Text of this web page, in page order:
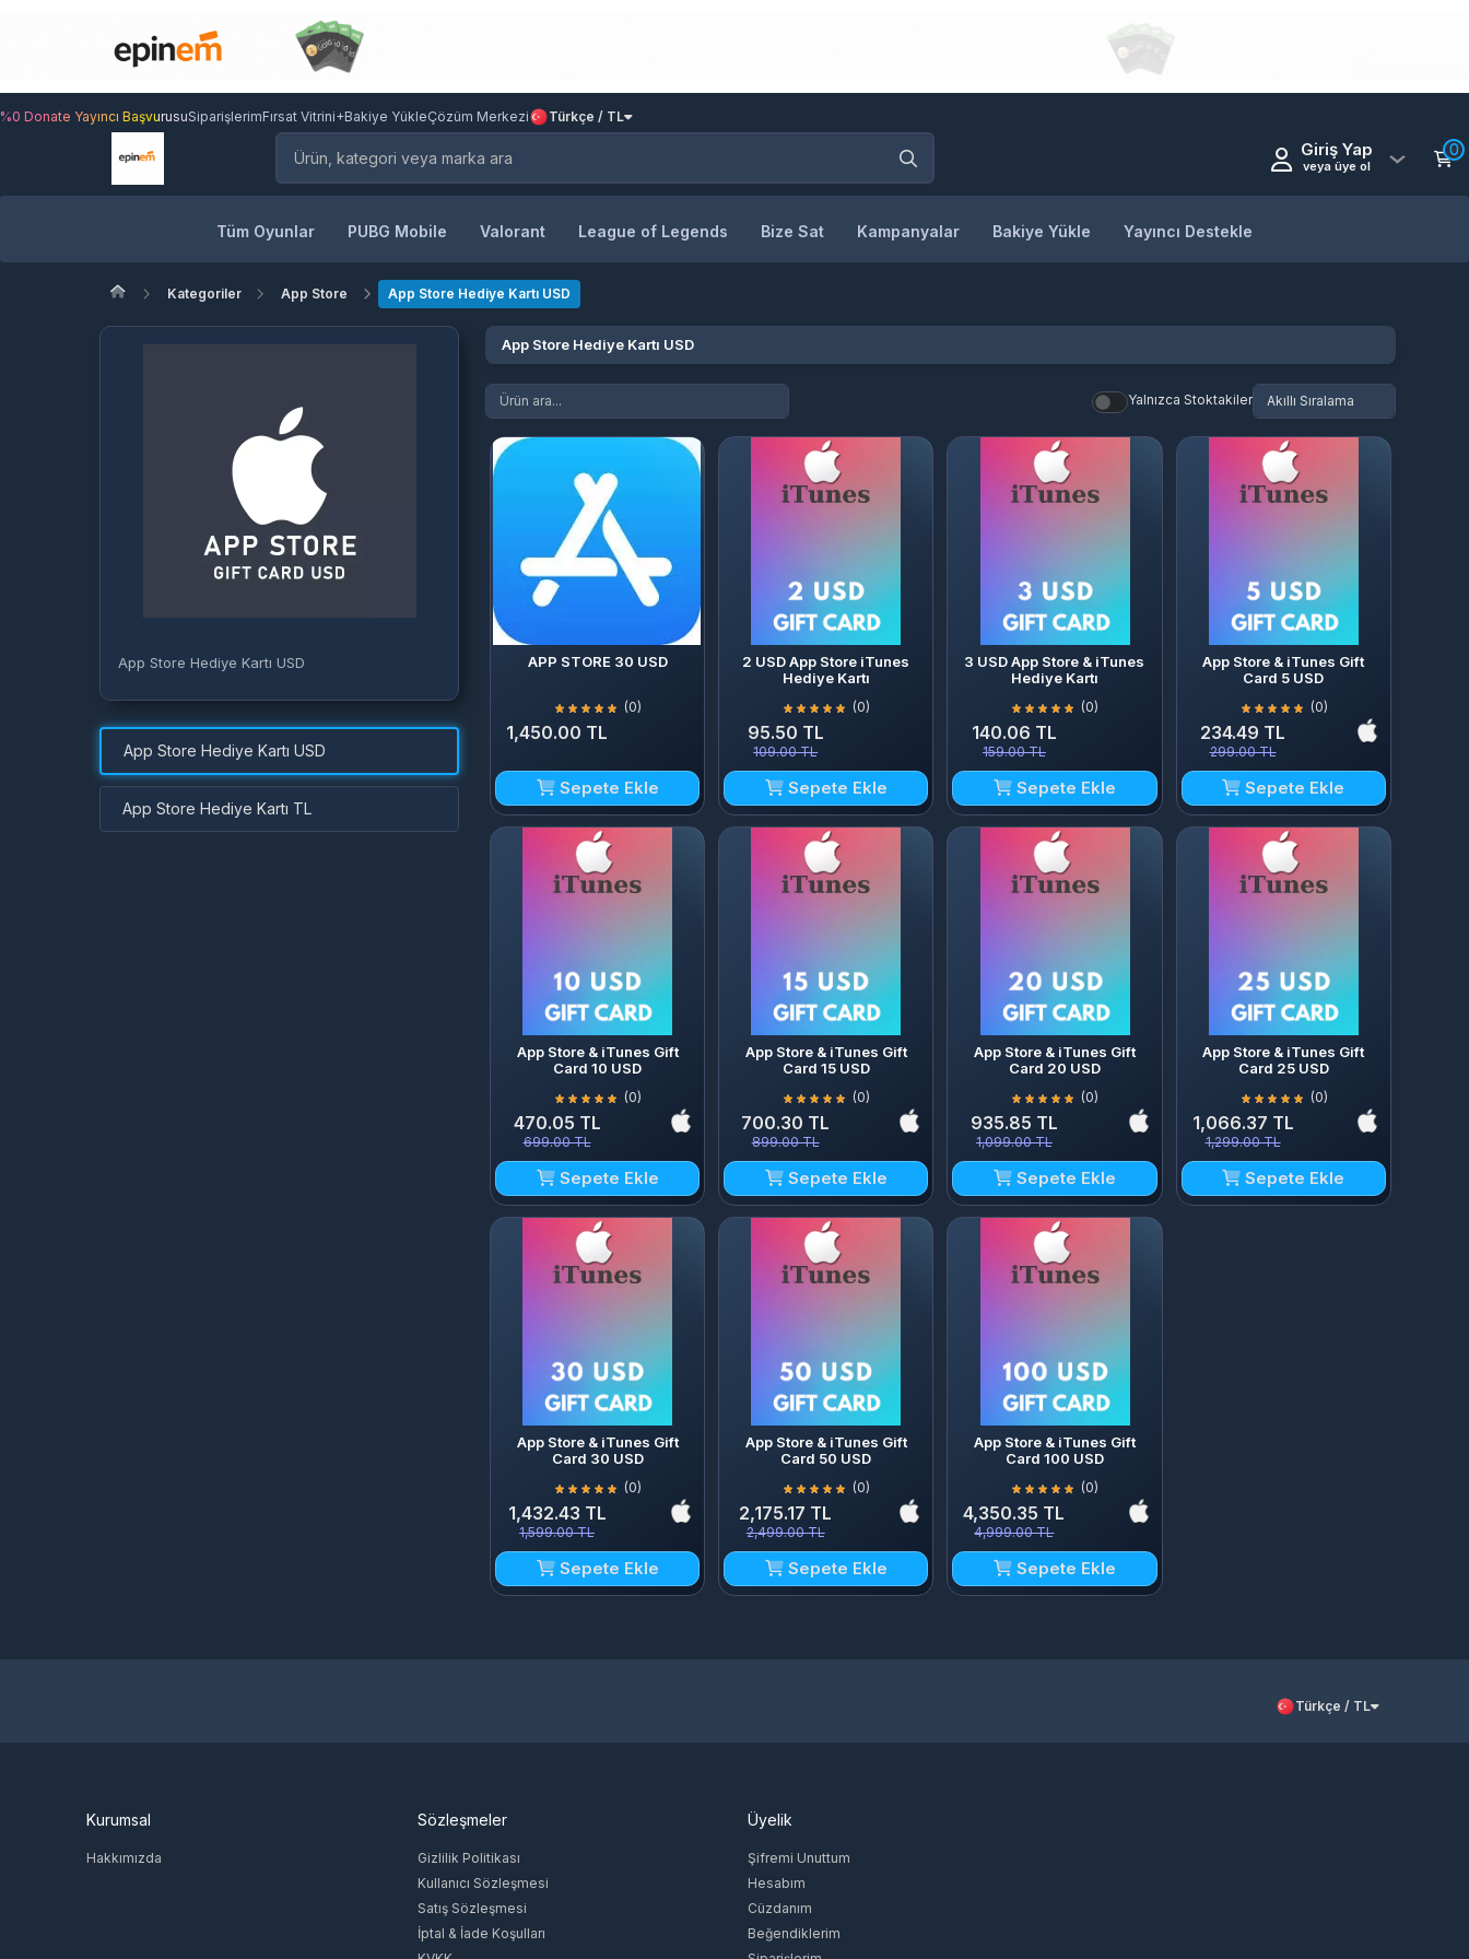
%0 Donate Yayıncı BaşvurusuSiparişlerimFırsat Vitrini+Bakiye YükleÇözüm Merkezi Türkçe / TL
Giriş Yap
veya üye ol
0
Tüm Oyunlar PUBG Mobile Valorant League of Legends Bize Sat Kampanyalar Bakiye Yükle Yayıncı Destekle
Kategoriler App Store App Store Hediye Kartı USD
App Store Hediye Kartı USD
App Store Hediye Kartı USD
App Store Hediye Kartı TL
App Store Hediye Kartı USD
Yalnızca Stoktakiler
APP STORE 30 USD
(0)
1,450.00 TL
Sepete Ekle
2 USD App Store iTunes
Hediye Kartı
(0)
95.50 TL
109.00 TL
Sepete Ekle
3 USD App Store & iTunes
Hediye Kartı
(0)
140.06 TL
159.00 TL
Sepete Ekle
App Store & iTunes Gift
Card 5 USD
(0)
234.49 TL
299.00 TL
Sepete Ekle
App Store & iTunes Gift
Card 10 USD
(0)
470.05 TL
699.00 TL
Sepete Ekle
App Store & iTunes Gift
Card 15 USD
(0)
700.30 TL
899.00 TL
Sepete Ekle
App Store & iTunes Gift
Card 20 USD
(0)
935.85 TL
1,099.00 TL
Sepete Ekle
App Store & iTunes Gift
Card 25 USD
(0)
1,066.37 TL
1,299.00 TL
Sepete Ekle
App Store & iTunes Gift
Card 30 USD
(0)
1,432.43 TL
1,599.00 TL
Sepete Ekle
App Store & iTunes Gift
Card 50 USD
(0)
2,175.17 TL
2,499.00 TL
Sepete Ekle
App Store & iTunes Gift
Card 100 USD
(0)
4,350.35 TL
4,999.00 TL
Sepete Ekle
Türkçe / TL
Kurumsal
Hakkımızda
Sözleşmeler
Gizlilik Politikası
Kullanıcı Sözleşmesi
Satış Sözleşmesi
İptal & İade Koşulları
Üyelik
Şifremi Unuttum
Hesabım
Cüzdanım
Beğendiklerim